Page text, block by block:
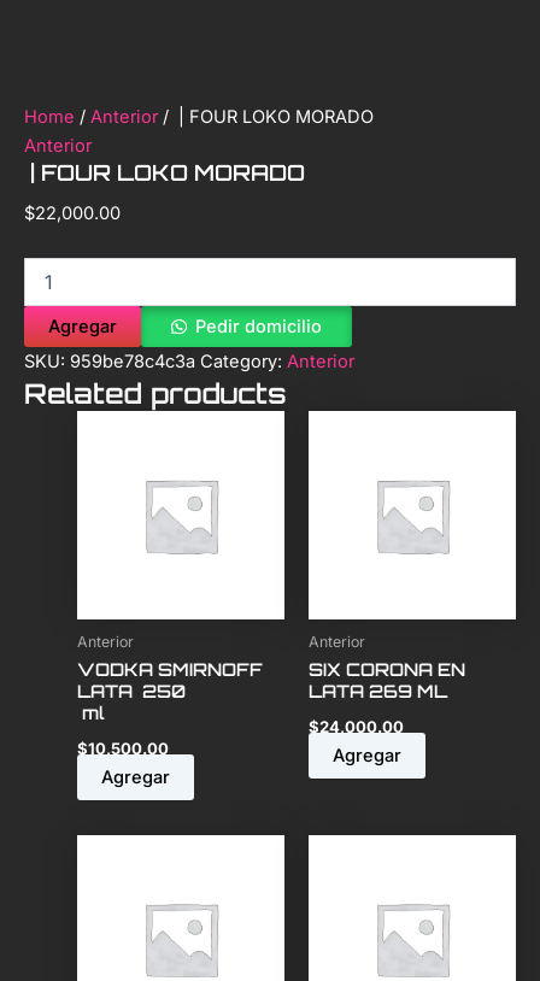
Home / Anterior/ | FOUR LOKO MORADO
Anterior
| FOUR LOKO MORADO
$22,000.00
Agregar
Pedir domicilio
SKU: 959be78c4c3a Category: Anterior
Related products
Anterior
VODKA SMIRNOFF
LATA 250
ml
$10,500.00
Agregar
Anterior
SIX CORONA EN
LATA 269 ML
$24,000.00
Agregar